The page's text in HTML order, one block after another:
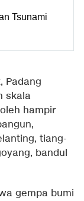
Tsunami
Padang
skala
hampir
tiang-
bandul
gempa bumi